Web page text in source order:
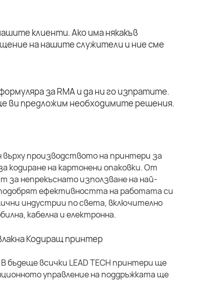
клиенти. Ако има някакъв
на нашите служители и ние сме
за RMA и да ни го изпратите.
ви предложим необходимите решения.
върху производството на принтери за
кодиране на картонени опаковки. От
за непрекъснато използване на най-
ефективността на работата си
индустрии по света, включително
кабелна и електронна.
бъдеще всички LEAD TECH принтери ще
управление на поддръжката ще